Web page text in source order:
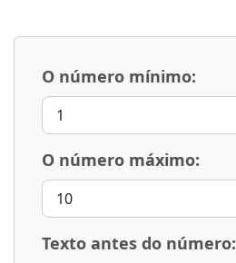
O número mínimo:
O número máximo:
Texto antes do número: